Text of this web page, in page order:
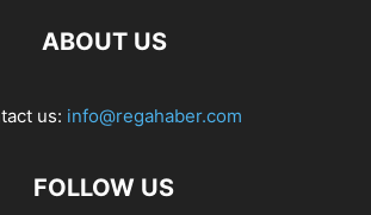
ABOUT US
us: info@regahaber.com
FOLLOW US